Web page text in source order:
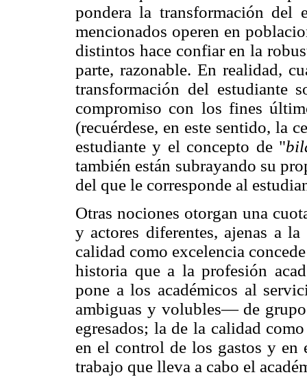
pondera la transformación del
mencionados operen en
distintos hace confiar en la
parte, razonable. En realidad,
transformación del estudiante
compromiso con los fines
(recuérdese, en este sentido, la
estudiante y el concepto de "
también están subrayando su
del que le corresponde al
Otras nociones otorgan una
y actores diferentes, ajenas a
calidad como excelencia
historia que a la profesión
pone a los académicos al
ambiguas y volubles— de
egresados; la de la calidad
en el control de los gastos y en
trabajo que lleva a cabo el